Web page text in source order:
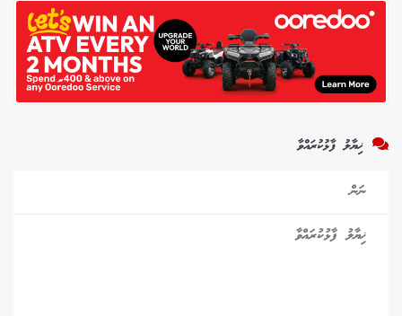
ޚިޔާލު ފާޅުކުރައްވާ